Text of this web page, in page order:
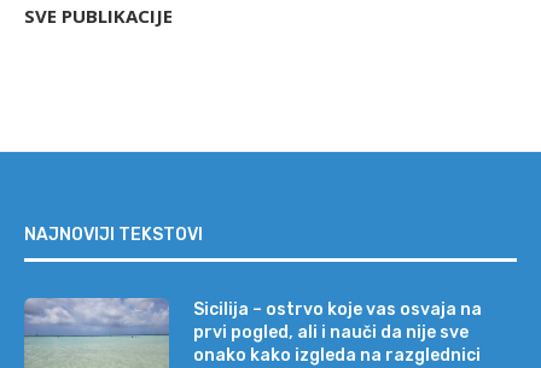
SVE PUBLIKACIJE
NAJNOVIJI TEKSTOVI
Sicilija – ostrvo koje vas osvaja na
prvi pogled, ali i nauči da nije sve
onako kako izgleda na razglednici